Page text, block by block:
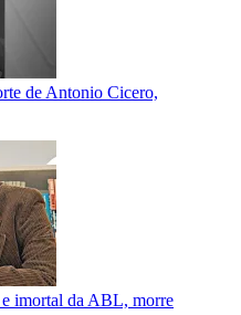
de Antonio Cicero,
imortal da ABL, morre